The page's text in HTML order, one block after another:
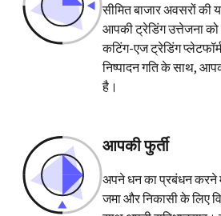
सीमित बाजार अवसरों की
आपकी ट्रेडिंग उत्तेजना को
कटिंग-एज ट्रेडिंग
निष्पादन गति के साथ,
है।
आपकी फुर्ती
अपने धन का प्रबंधन
जमा और निकासी के लिए